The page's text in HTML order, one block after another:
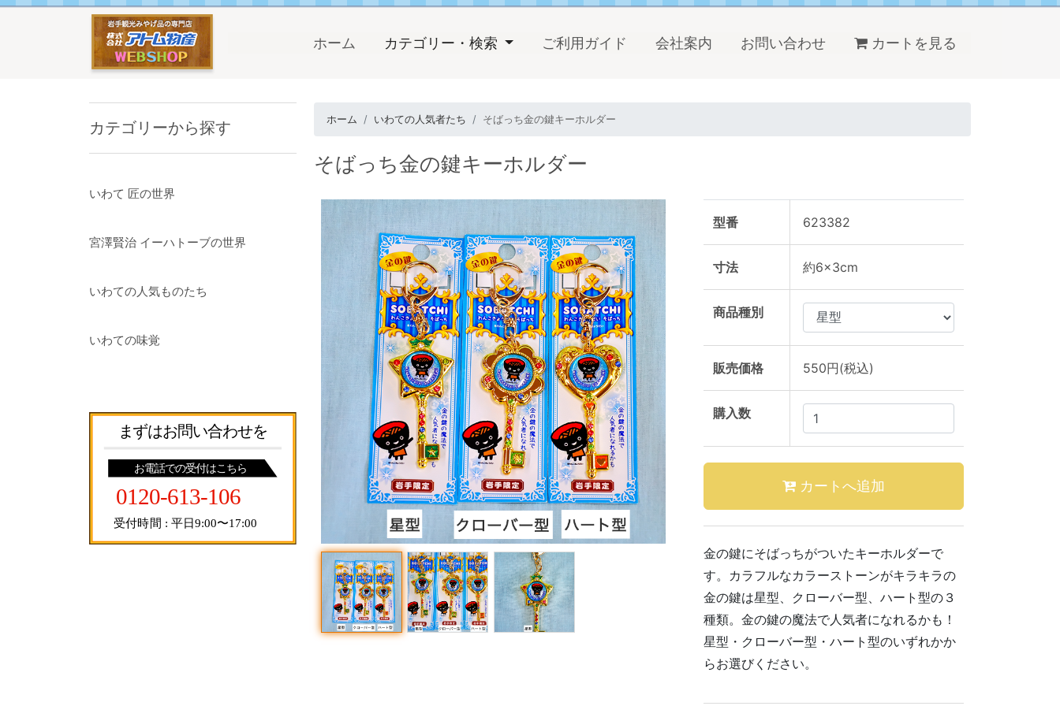
ホーム (current)
カテゴリー・検索 ご利用ガイド 会社案内 お問い合わせ カートを見る
ホーム いわての人気者たち そばっち金の鍵キーホルダー
そばっち金の鍵キーホルダー
型番 623382
寸法 約6×3cm
商品種別
販売価格 550円(税込)
購入数
金の鍵にそばっちがついたキーホルダーで
す。カラフルなカラーストーンがキラキラの
金の鍵は星型、クローバー型、ハート型の３
種類。金の鍵の魔法で人気者になれるかも！
星型・クローバー型・ハート型のいずれかか
らお選びください。
カテゴリーから探す
いわて 匠の世界
宮澤賢治 イーハトーブの世界
いわての人気ものたち
いわての味覚